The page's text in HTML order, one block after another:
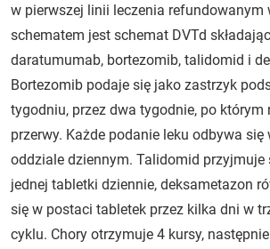
w pierwszej linii leczenia refundowanym
schematem jest schemat DVTd
daratumumab, bortezomib, talidomid i
Bortezomib podaje się jako zastrzyk
tygodniu, przez dwa tygodnie, po którym
przerwy. Każde podanie leku odbywa
oddziale dziennym. Talidomid przyjmuje
jednej tabletki dziennie, deksametazon
się w postaci tabletek przez kilka dni w
cyklu. Chory otrzymuje 4 kursy,